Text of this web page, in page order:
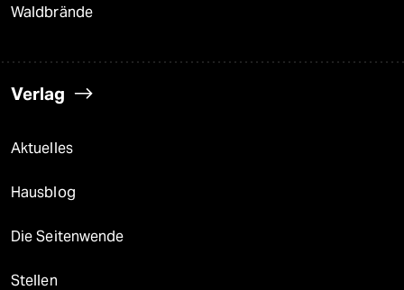
Waldbrände
Verlag
Aktuelles
Hausblog
Die Seitenwende
Stellen